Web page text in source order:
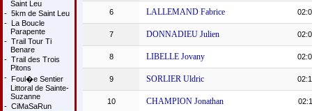
Saint Leu
- 5km de Saint Leu
- La Boucle
Parapente
- Trail Tour Ti
Benare
- Trail des Trois
Pitons
- Foul�e Sentier
Littoral de Sainte-
Suzanne
- CiMaSaRun
6 LALLEMAND Fabrice
7 DONNADIEU Julien
8 LIBELLE Jovany
9 SORLIER Uldric
10 CHAMPION Jonathan